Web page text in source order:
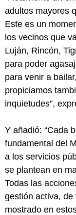
adultos mayores
Este es un
los vecinos que
Luján, Rincón,
para poder
para venir a
propiciamos
inquietudes”,
Y añadió: “Cada
fundamental del
a los servicios
se plantean en
Todas las
gestión activa,
mostrado en